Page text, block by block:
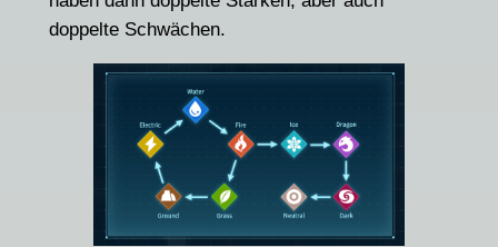
doppelte Schwächen.